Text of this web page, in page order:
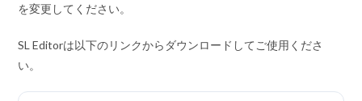
を変更してください。
SL Editorは以下のリンクからダウンロードしてご使用くださ
い。